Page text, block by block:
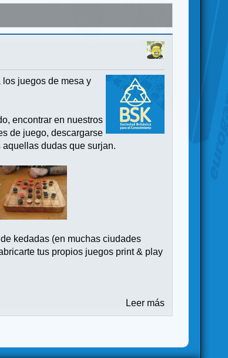
juegos de mesa y
encontrar en nuestros
de juego, descargarse
dudas que surjan.
kedadas (en muchas ciudades
tus propios juegos print & play
Leer más